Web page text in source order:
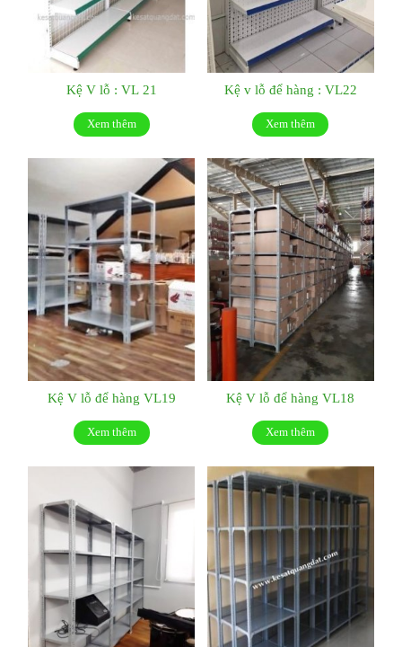
Kệ V lỗ : VL 21
Xem thêm
Kệ v lỗ để hàng : VL22
Xem thêm
Kệ V lỗ để hàng VL19
Xem thêm
Kệ V lỗ để hàng VL18
Xem thêm